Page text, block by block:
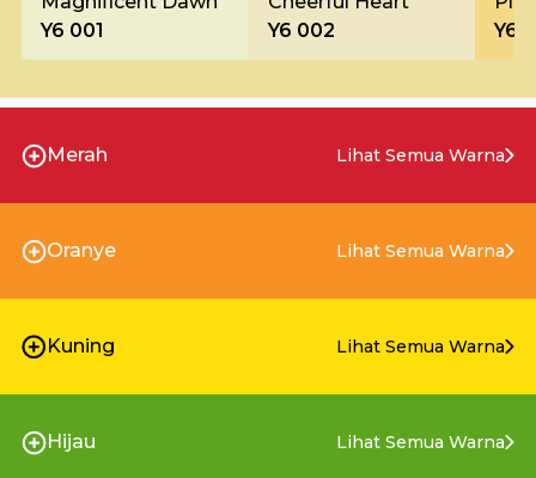
Y6 001
Y6 002
Y6
Merah Lihat Semua Warna
Oranye Lihat Semua Warna
Kuning Lihat Semua Warna
Hijau Lihat Semua Warna